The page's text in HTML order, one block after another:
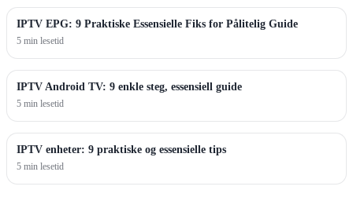
IPTV EPG: 9 Praktiske Essensielle Fiks for Pålitelig Guide
5 min lesetid
IPTV Android TV: 9 enkle steg, essensiell guide
5 min lesetid
IPTV enheter: 9 praktiske og essensielle tips
5 min lesetid